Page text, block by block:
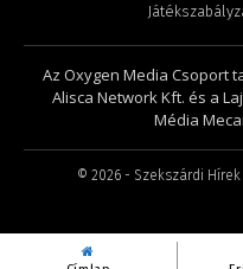
Az Oxygen Media Csoport
Alisca Network Kft. és a
Média
© 2026- Szekszárdi Hírek